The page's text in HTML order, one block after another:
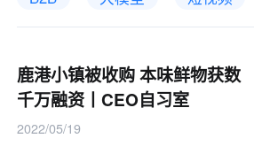
鹿港小镇被收购 本味鲜物获数
千万融资丨CEO自习室
2022/05/19